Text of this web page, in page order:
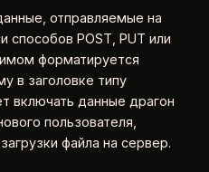
отправляемые на
способов POST, PUT или
форматируется
в заголовке типу
включать данные драгон
пользователя,
файла на сервер.